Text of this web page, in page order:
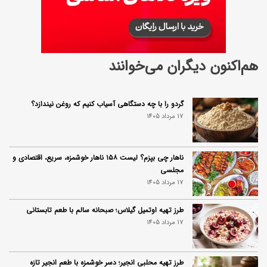
هم‌اکنون دیگران می‌خوانند
گردو را با چه دستگاهی آسیاب کنیم که روغن نیندازد؟
17 مرداد 1405
ناهار چی بپزم؟ لیست ۱۵۸ ناهار خوشمزه، سریع، اقتصادی و
مجلسی
17 مرداد 1405
طرز تهیه اوتمیل گیلاس؛ صبحانه سالم با طعم تابستانی
17 مرداد 1405
طرز تهیه محلبی انجیر؛ دسر خوشمزه با طعم انجیر تازه